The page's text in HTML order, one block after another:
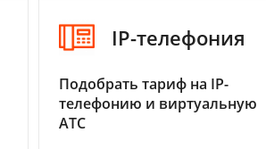
IP-телефония
Подобрать тариф на IP-
телефонию и виртуальную
АТС